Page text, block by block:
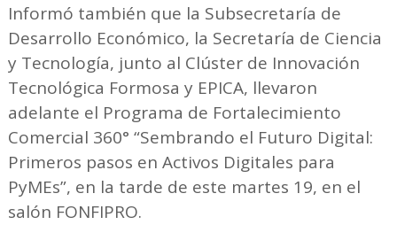
Informó también que la Subsecretaría de
Desarrollo Económico, la Secretaría de Ciencia
y Tecnología, junto al Clúster de Innovación
Tecnológica Formosa y EPICA, llevaron
adelante el Programa de Fortalecimiento
Comercial 360° “Sembrando el Futuro Digital:
Primeros pasos en Activos Digitales para
PyMEs”, en la tarde de este martes 19, en el
salón FONFIPRO.